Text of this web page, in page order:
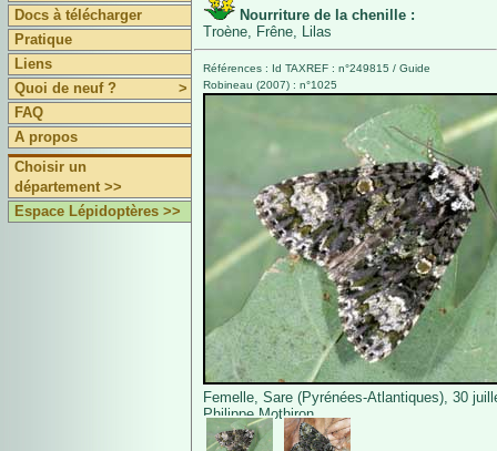
Docs à télécharger
Pratique
Liens
Quoi de neuf ?
>
FAQ
A propos
Choisir un
département >>
Espace Lépidoptères >>
Nourriture de la chenille :
Troène, Frêne, Lilas
Références : Id TAXREF : n°249815 / Guide
Robineau (2007) : n°1025
Femelle, Sare (Pyrénées-Atlantiques), 30
Philippe Mothiron.